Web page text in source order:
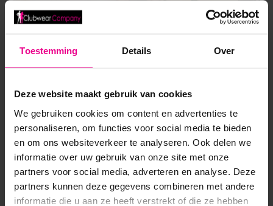
Toestemming Details Over
Deze website maakt gebruik van cookies
We gebruiken cookies om content en advertenties te
personaliseren, om functies voor social media te bieden
en om ons websiteverkeer te analyseren. Ook delen we
informatie over uw gebruik van onze site met onze
partners voor social media, adverteren en analyse. Deze
partners kunnen deze gegevens combineren met andere
informatie die u aan ze heeft verstrekt of die ze hebben
PATRICE CATANZARO – ILONA ROBE – STRAPS –
WETLOOK – ZWART
Op voorraad
109,95 € 59,95